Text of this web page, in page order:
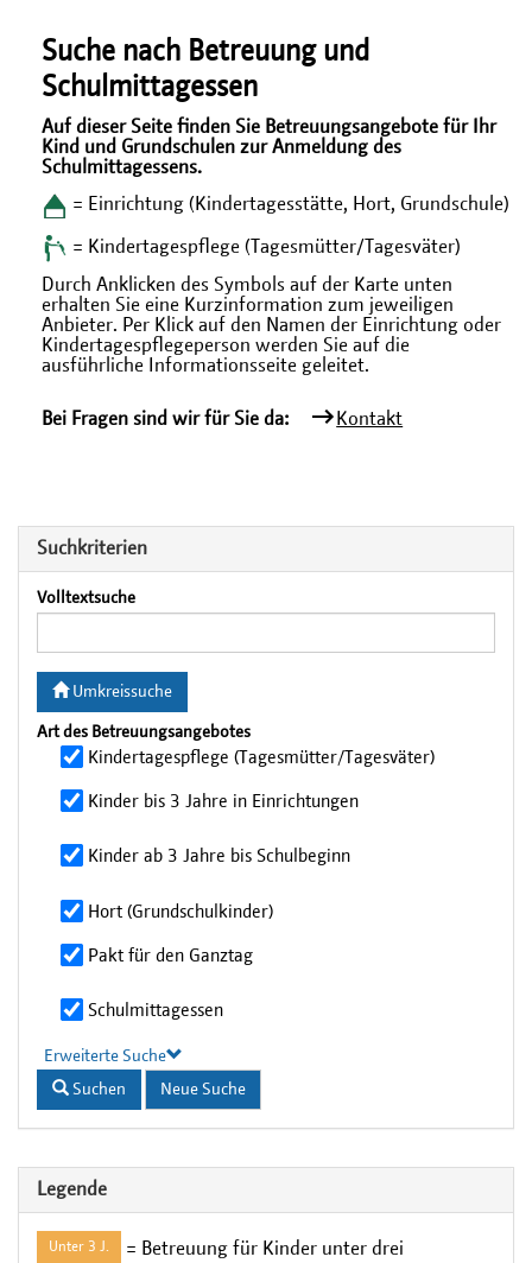
Suche nach Betreuung und
Schulmittagessen
Auf dieser Seite finden Sie Betreuungsangebote für Ihr
Kind und Grundschulen zur Anmeldung des
Schulmittagessens.
= Einrichtung (Kindertagesstätte, Hort, Grundschule)
= Kindertagespflege (Tagesmütter/Tagesväter)
Durch Anklicken des Symbols auf der Karte unten
erhalten Sie eine Kurzinformation zum jeweiligen
Anbieter. Per Klick auf den Namen der Einrichtung oder
Kindertagespflegeperson werden Sie auf die
ausführliche Informationsseite geleitet.
Bei Fragen sind wir für Sie da: Kontakt
Suchkriterien
Volltextsuche
Umkreissuche
Art des Betreuungsangebotes
Kindertagespflege (Tagesmütter/Tagesväter)
Kinder bis 3 Jahre in Einrichtungen
Kinder ab 3 Jahre bis Schulbeginn
Hort (Grundschulkinder)
Pakt für den Ganztag
Schulmittagessen
Erweiterte Suche
Suchen
Neue Suche
Legende
Unter 3 J.
= Betreuung für Kinder unter drei